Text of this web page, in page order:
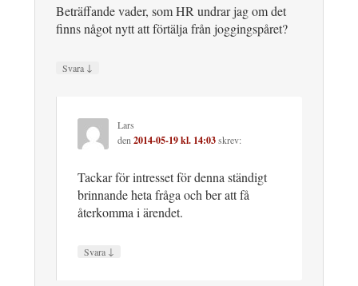
Beträffande vader, som HR undrar jag om det
finns något nytt att förtälja från joggingspåret?
Svara ↓
Lars
den2014-05-19 kl. 14:03skrev:
Tackar för intresset för denna ständigt
brinnande heta fråga och ber att få
återkomma i ärendet.
Svara ↓